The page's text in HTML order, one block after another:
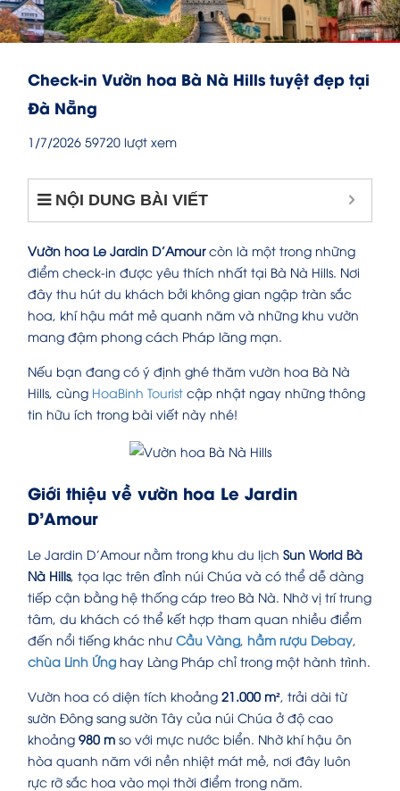
Check-in Vườn hoa Bà Nà Hills tuyệt đẹp tại
Đà Nẵng
1/7/2026 59720 lượt xem
NỘI DUNG BÀI VIẾT
Vườn hoa Le Jardin D’Amourcòn là một trong những
điểm check-in được yêu thích nhất tại Bà Nà Hills. Nơi
đây thu hút du khách bởi không gian ngập tràn sắc
hoa, khí hậu mát mẻ quanh năm và những khu vườn
mang đậm phong cách Pháp lãng mạn.
Nếu bạn đang có ý định ghé thăm vườn hoa Bà Nà
Hills, cùng HoaBinh Tourist cập nhật ngay những thông
tin hữu ích trong bài viết này nhé!
Giới thiệu về vườn hoa Le Jardin
D’Amour
Le Jardin D’Amour nằm trong khu du lịch Sun World Bà
Nà Hills, tọa lạc trên đỉnh núi Chúa và có thể dễ dàng
tiếp cận bằng hệ thống cáp treo Bà Nà. Nhờ vị trí trung
tâm, du khách có thể kết hợp tham quan nhiều điểm
đến nổi tiếng khác như Cầu Vàng hầm rượu Debay
chùa Linh Ứng hay Làng Pháp chỉ trong một hành trình.
Vườn hoa có diện tích khoảng 21.000 m² , trải dài từ
sườn Đông sang sườn Tây của núi Chúa ở độ cao
khoảng 980 m so với mực nước biển. Nhờ khí hậu ôn
hòa quanh năm với nền nhiệt mát mẻ, nơi đây luôn
rực rỡ sắc hoa vào mọi thời điểm trong năm.